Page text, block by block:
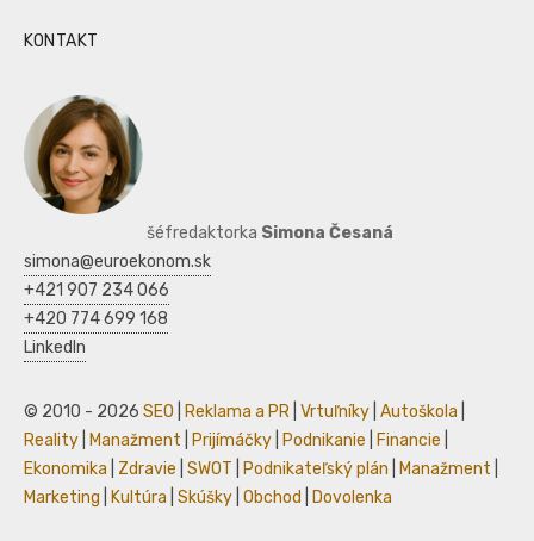
KONTAKT
šéfredaktorka Simona Česaná
simona@euroekonom.sk
+421 907 234 066
+420 774 699 168
LinkedIn
© 2010 - 2026 SEO Reklama a PR Vrtuľníky Autoškola
Reality
Manažment Prijímáčky Podnikanie Financie
Ekonomika
Zdravie SWOT Podnikateľský plán Manažment
Marketing
Kultúra Skúšky Obchod Dovolenka